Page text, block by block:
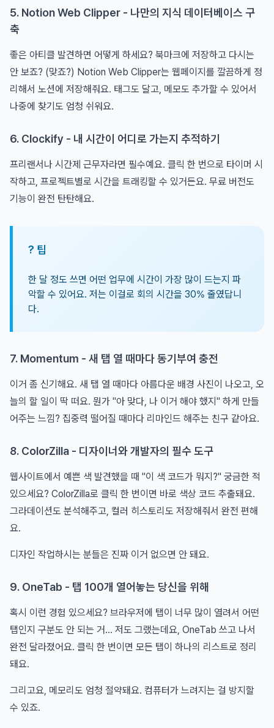
5. Notion Web Clipper - 나만의 지식 데이터베이스 구
축
좋은 아티클 발견하면 어떻게 하세요? 북마크에 저장하고 다시는
안 보죠? (맞죠?) Notion Web Clipper는 웹페이지를 깔끔하게 정
리해서 노션에 저장해줘요. 태그도 달고, 메모도 추가할 수 있어서
나중에 찾기도 엄청 쉬워요.
6. Clockify - 내 시간이 어디로 가는지 추적하기
프리랜서나 시간제 근무자라면 필수예요. 클릭 한 번으로 타이머 시
작하고, 프로젝트별로 시간을 트래킹할 수 있거든요. 무료 버전도
기능이 완전 탄탄해요.
? 팁
한 달 정도 쓰면 어떤 업무에 시간이 가장 많이 드는지 파
악할 수 있어요. 저는 이걸로 회의 시간을 30% 줄였답니
다.
7. Momentum - 새 탭 열 때마다 동기부여 충전
이거 좀 신기해요. 새 탭 열 때마다 아름다운 배경 사진이 나오고, 오
늘의 할 일이 딱 떠요. 뭔가 "아 맞다, 나 이거 해야 했지" 하게 만들
어주는 느낌? 집중력 떨어질 때마다 리마인드 해주는 친구 같아요.
8. ColorZilla - 디자이너와 개발자의 필수 도구
웹사이트에서 예쁜 색 발견했을 때 "이 색 코드가 뭐지?" 궁금한 적
있으세요? ColorZilla로 클릭 한 번이면 바로 색상 코드 추출돼요.
그라데이션도 분석해주고, 컬러 히스토리도 저장해줘서 완전 편해
요.
디자인 작업하시는 분들은 진짜 이거 없으면 안 돼요.
9. OneTab - 탭 100개 열어놓는 당신을 위해
혹시 이런 경험 있으세요? 브라우저에 탭이 너무 많이 열려서 어떤
탭인지 구분도 안 되는 거... 저도 그랬는데요, OneTab 쓰고 나서
완전 달라졌어요. 클릭 한 번이면 모든 탭이 하나의 리스트로 정리
돼요.
그리고요, 메모리도 엄청 절약돼요. 컴퓨터가 느려지는 걸 방지할
수 있죠.